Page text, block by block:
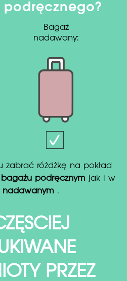
Bagaż
nadawany:
bagażu podręcznymjak i w
nadawanym.
PRZEZ